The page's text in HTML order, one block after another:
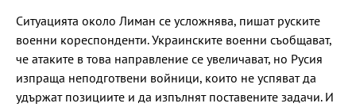
Ситуацията около Лиман се усложнява, пишат руските
военни кореспонденти. Украинските военни съобщават,
че атаките в това направление се увеличават, но Русия
изпраща неподготвени войници, които не успяват да
удържат позициите и да изпълнят поставените задачи. И